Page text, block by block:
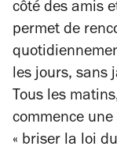
côté des amis
permet de
les jours, sans
Tous les
commence
« briser la loi